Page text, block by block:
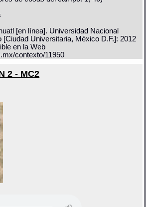
[en línea]. Universidad Nacional
[Ciudad Universitaria, México D.F.]: 2012
en la Web
contexto/11950
2 - MC2